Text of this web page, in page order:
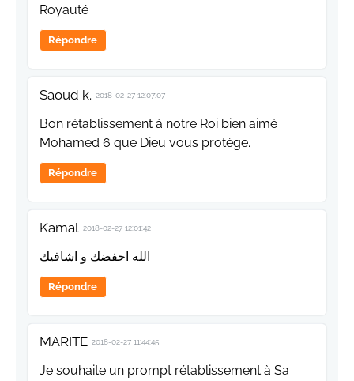
Royauté
Répondre
Saoud k. 2018-02-27 12:07:07
Bon rétablissement à notre Roi bien aimé
Mohamed 6 que Dieu vous protège.
Répondre
Kamal 2018-02-27 12:01:42
الله احفضك و اشافيك
Répondre
MARITE 2018-02-27 11:44:45
Je souhaite un prompt rétablissement à Sa